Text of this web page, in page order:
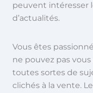
peuvent intéresser
d’actualités.
Vous êtes
ne pouvez pas
toutes sortes de
clichés à la vente.